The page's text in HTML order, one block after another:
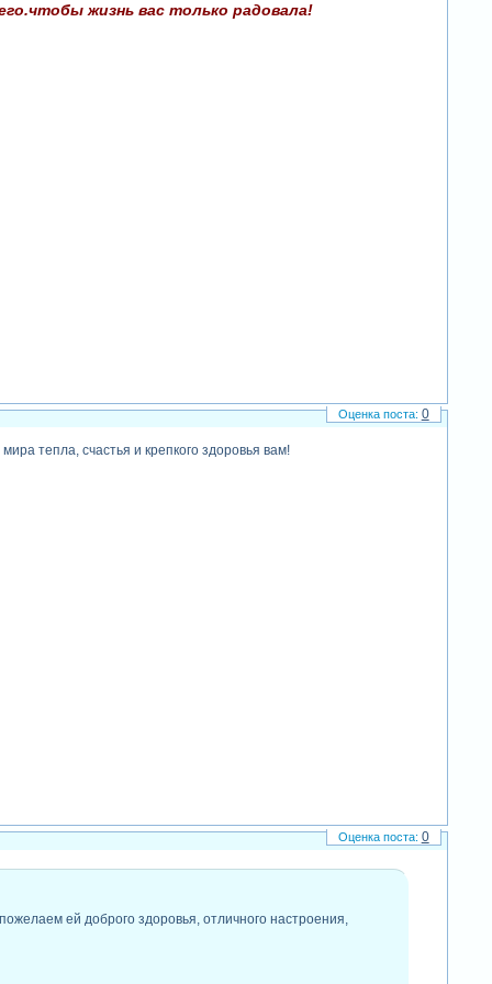
жизнь вас только радовала!
тепла, счастья и крепкого здоровья вам!
0
ей доброго здоровья, отличного настроения,
0